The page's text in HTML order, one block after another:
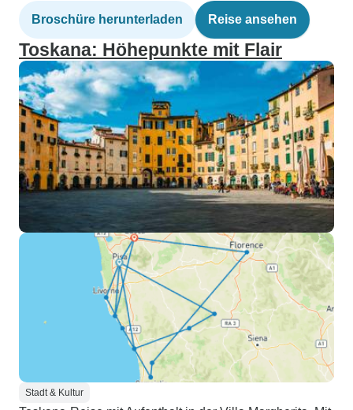
Broschüre herunterladen Reise ansehen
Toskana: Höhepunkte mit Flair
Stadt & Kultur